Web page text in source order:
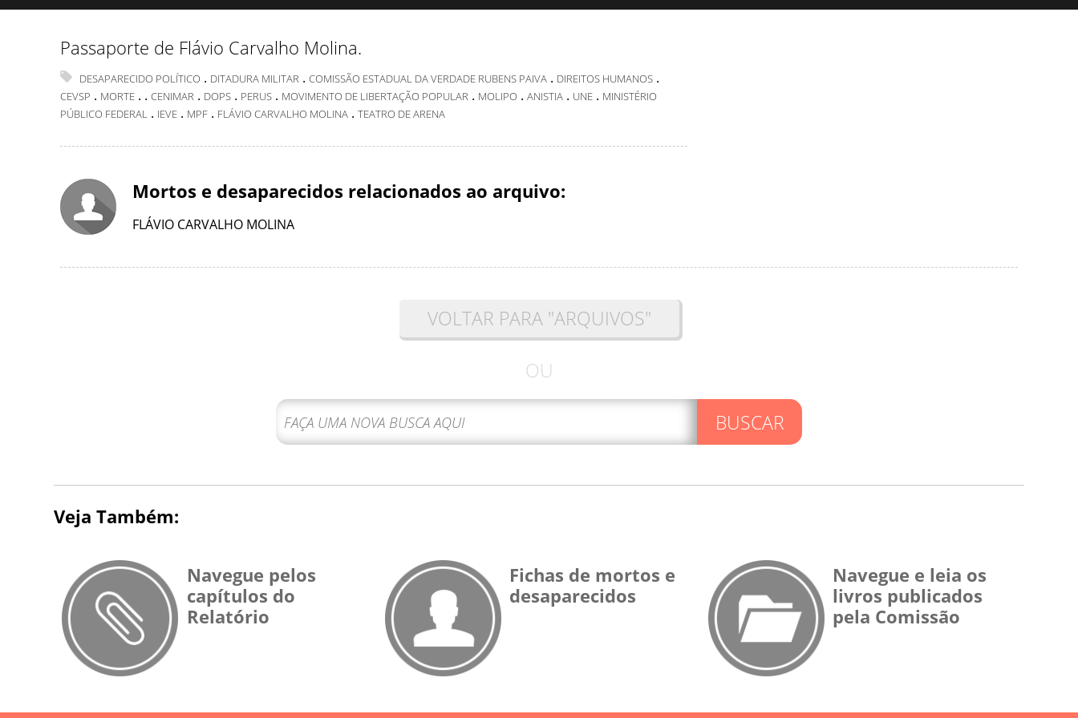
Passaporte de Flávio Carvalho Molina.
DESAPARECIDO POLÍTICO . DITADURA MILITAR . COMISSÃO ESTADUAL DA VERDADE RUBENS PAIVA . DIREITOS HUMANOS .
CEVSP . MORTE . . CENIMAR . DOPS . PERUS . MOVIMENTO DE LIBERTAÇÃO POPULAR . MOLIPO . ANISTIA . UNE . MINISTÉRIO
PÚBLICO FEDERAL . IEVE . MPF . FLÁVIO CARVALHO MOLINA . TEATRO DE ARENA
Mortos e desaparecidos relacionados ao arquivo:
FLÁVIO CARVALHO MOLINA
VOLTAR PARA "ARQUIVOS"
OU
BUSCAR
Veja Também:
Navegue pelos
capítulos do
Relatório
Fichas de mortos e
desaparecidos
Navegue e leia os
livros publicados
pela Comissão